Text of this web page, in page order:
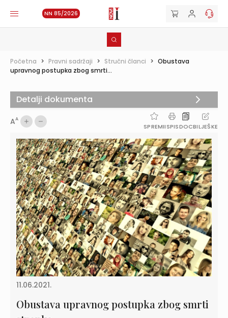
NN 85/2026
Početna > Pravni sadržaji > Stručni članci > Obustava
upravnog postupka zbog smrti...
AA
SPREMIISPISDOCBILJEŠKE
11.06.2021.
Obustava upravnog postupka zbog smrti
Detalji dokumenta